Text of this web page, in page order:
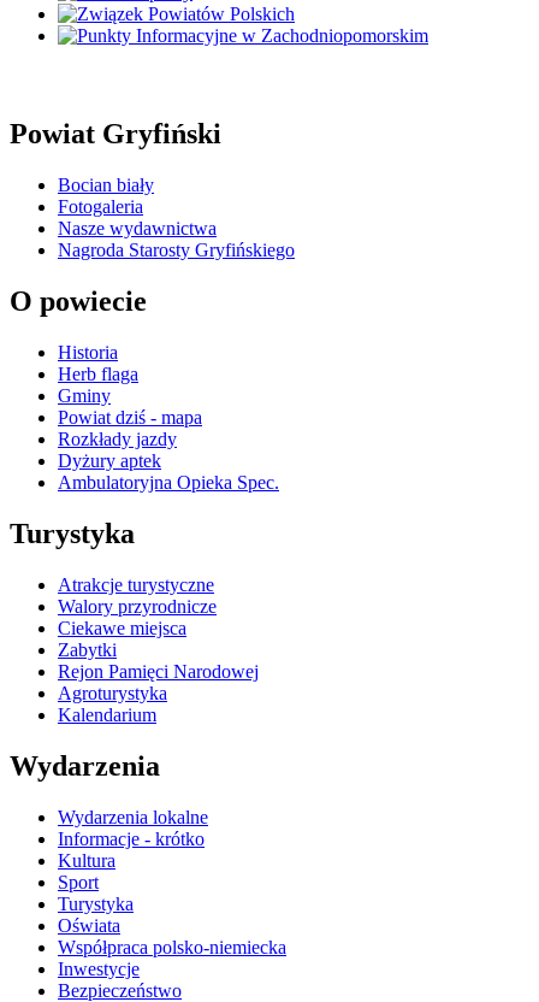
Powiat Gryfiński
Bocian biały
Fotogaleria
Nasze wydawnictwa
Nagroda Starosty Gryfińskiego
O powiecie
Historia
Herb flaga
Gminy
Powiat dziś - mapa
Rozkłady jazdy
Dyżury aptek
Ambulatoryjna Opieka Spec.
Turystyka
Atrakcje turystyczne
Walory przyrodnicze
Ciekawe miejsca
Zabytki
Rejon Pamięci Narodowej
Agroturystyka
Kalendarium
Wydarzenia
Wydarzenia lokalne
Informacje - krótko
Kultura
Sport
Turystyka
Oświata
Współpraca polsko-niemiecka
Inwestycje
Bezpieczeństwo